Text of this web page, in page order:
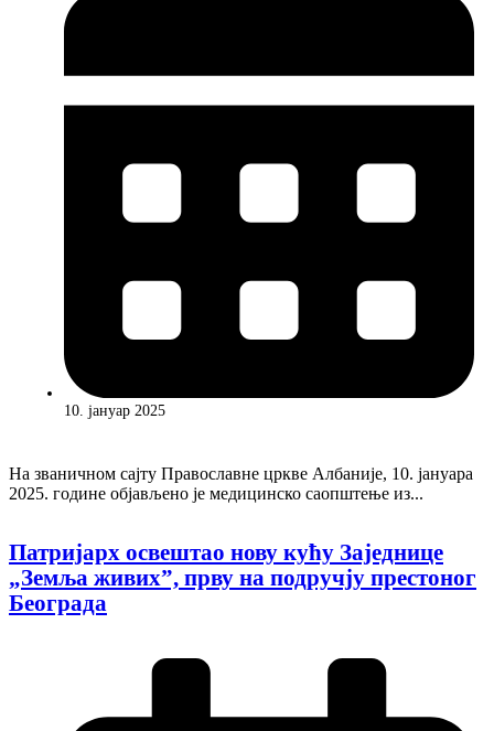
10. јануар 2025
На званичном сајту Православне цркве Албаније, 10. јануара
2025. године објављено је медицинско саопштење из...
Патријарх освештао нову кућу Заједнице
„Земља живих”, прву на подручју престoног
Београда